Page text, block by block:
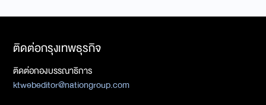
ติดต่อกรุงเทพธุรกิจ
ติดต่อกองบรรณาธิการ
ktwebeditor@nationgroup.com